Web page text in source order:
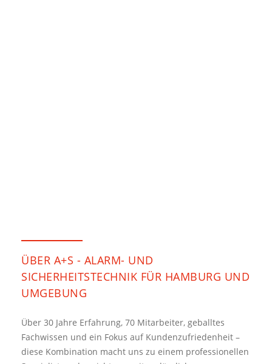
ÜBER A+S - ALARM- UND
SICHERHEITSTECHNIK FÜR HAMBURG UND
UMGEBUNG
Über 30 Jahre Erfahrung, 70 Mitarbeiter, geballtes
Fachwissen und ein Fokus auf Kundenzufriedenheit –
diese Kombination macht uns zu einem professionellen